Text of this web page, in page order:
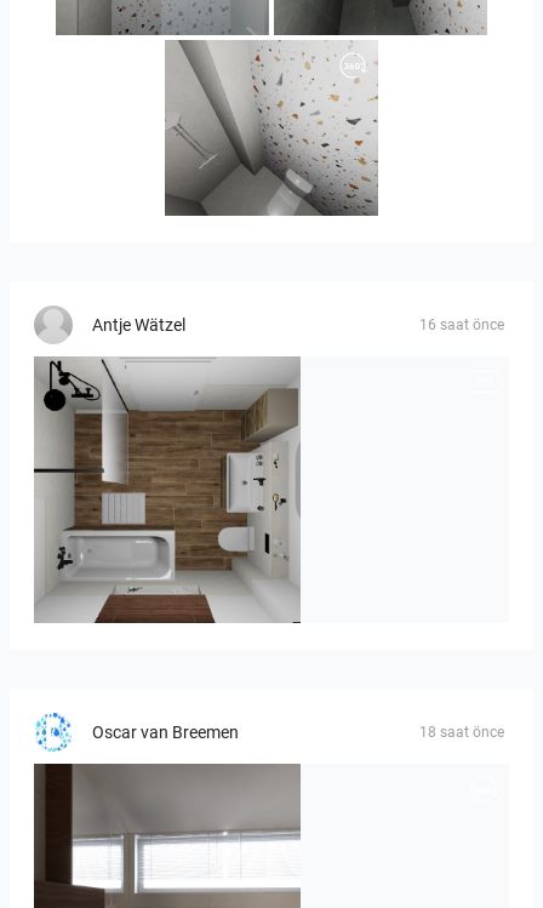
Orlando_kanect_4-01
Banya2_1-01
Antje Wätzel 16 saat önce
Kreideweiß
Oscar van Breemen 18 saat önce